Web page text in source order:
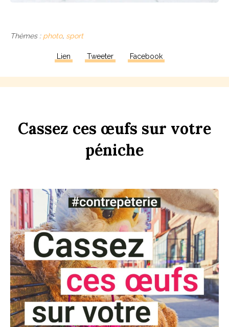
Thèmes : photo, sport
Lien Tweeter Facebook
Cassez ces œufs sur votre
péniche